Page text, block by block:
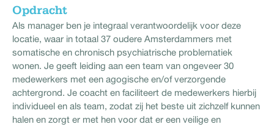
Opdracht
Als manager ben je integraal verantwoordelijk voor deze
locatie, waar in totaal 37 oudere Amsterdammers met
somatische en chronisch psychiatrische problematiek
wonen. Je geeft leiding aan een team van ongeveer 30
medewerkers met een agogische en/of verzorgende
achtergrond. Je coacht en faciliteert de medewerkers hierbij
individueel en als team, zodat zij het beste uit zichzelf kunnen
halen en zorgt er met hen voor dat er een veilige en